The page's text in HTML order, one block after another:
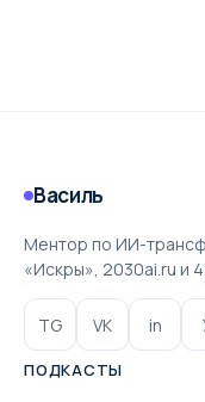
Василь
Ментор по ИИ-
«Искры», 2030ai.ru и
TG VK in
ПОДКАСТЫ